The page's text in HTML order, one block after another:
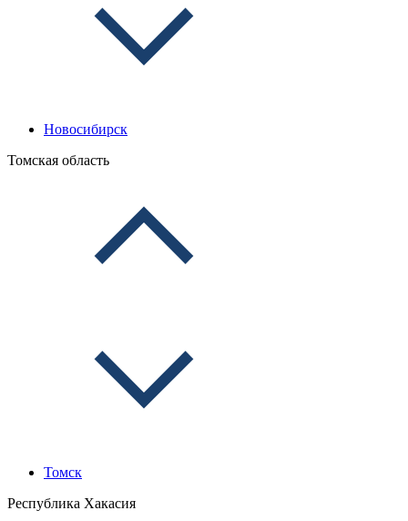
Новосибирск
Томская область
Томск
Республика Хакасия